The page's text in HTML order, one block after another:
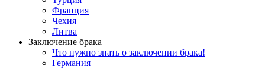
Франция
Чехия
Литва
Заключение брака
Что нужно знать о заключении брака!
Германия